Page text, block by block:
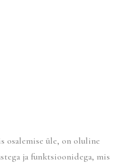
osalemise üle, on oluline
ja funktsioonidega, mis